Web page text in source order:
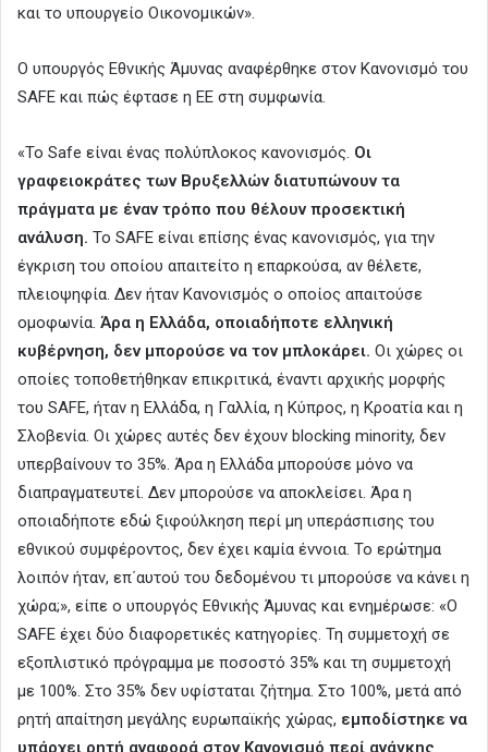
και το υπουργείο Οικονομικών».
Ο υπουργός Εθνικής Άμυνας αναφέρθηκε στον Κανονισμό του
SAFE και πώς έφτασε η ΕΕ στη συμφωνία.
«Το Safe είναι ένας πολύπλοκος κανονισμός. Οι
γραφειοκράτες των Βρυξελλών διατυπώνουν τα
πράγματα με έναν τρόπο που θέλουν προσεκτική
ανάλυση. Το SAFE είναι επίσης ένας κανονισμός, για την
έγκριση του οποίου απαιτείτο η επαρκούσα, αν θέλετε,
πλειοψηφία. Δεν ήταν Κανονισμός ο οποίος απαιτούσε
ομοφωνία. Άρα η Ελλάδα, οποιαδήποτε ελληνική
κυβέρνηση, δεν μπορούσε να τον μπλοκάρει. Οι χώρες οι
οποίες τοποθετήθηκαν επικριτικά, έναντι αρχικής μορφής
του SAFE, ήταν η Ελλάδα, η Γαλλία, η Κύπρος, η Κροατία και η
Σλοβενία. Οι χώρες αυτές δεν έχουν blocking minority, δεν
υπερβαίνουν το 35%. Άρα η Ελλάδα μπορούσε μόνο να
διαπραγματευτεί. Δεν μπορούσε να αποκλείσει. Άρα η
οποιαδήποτε εδώ ξιφούλκηση περί μη υπεράσπισης του
εθνικού συμφέροντος, δεν έχει καμία έννοια. Το ερώτημα
λοιπόν ήταν, επ΄αυτού του δεδομένου τι μπορούσε να κάνει η
χώρα;», είπε ο υπουργός Εθνικής Άμυνας και ενημέρωσε: «Ο
SAFE έχει δύο διαφορετικές κατηγορίες. Τη συμμετοχή σε
εξοπλιστικό πρόγραμμα με ποσοστό 35% και τη συμμετοχή
με 100%. Στο 35% δεν υφίσταται ζήτημα. Στο 100%, μετά από
ρητή απαίτηση μεγάλης ευρωπαϊκής χώρας, εμποδίστηκε να
υπάρχει ρητή αναφορά στον Κανονισμό περί ανάγκης